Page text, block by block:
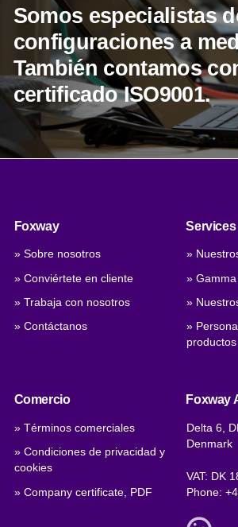
Somos especialistas
configuraciones a
También contamos
certificado ISO9001.
Foxway
» Sobre nosotros
» Conviértete en cliente
» Trabaja con nosotros
» Contáctanos
Services
»
»
»
»
productos
Comercio
» Términos comerciales
» Condiciones de privacidad y
cookies
» Company certificate, PDF
Foxway
Delta 6,
Denmark
VAT: DK
Phone: